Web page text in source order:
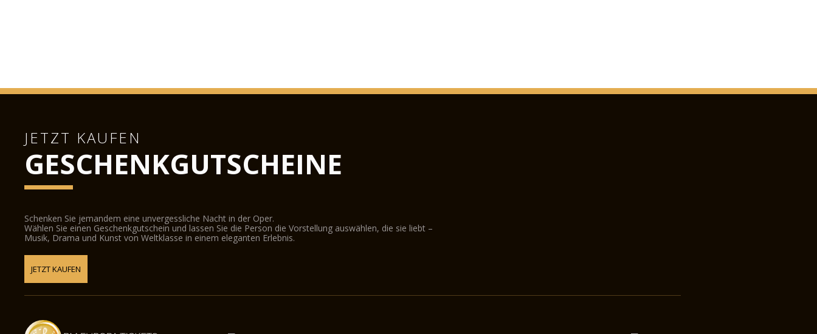
JETZT KAUFEN
GESCHENKGUTSCHEINE
Schenken Sie jemandem eine unvergessliche Nacht in der Oper.
Wählen Sie einen Geschenkgutschein und lassen Sie die Person die Vorstellung auswählen, die sie liebt –
Musik, Drama und Kunst von Weltklasse in einem eleganten Erlebnis.
JETZT KAUFEN